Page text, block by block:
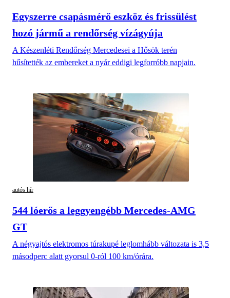
Egyszerre csapásmérő eszköz és frissülést
hozó jármű a rendőrség vízágyúja
A Készenléti Rendőrség Mercedesei a Hősök terén
hűsítették az embereket a nyár eddigi legforróbb napjain.
autós hír
544 lóerős a leggyengébb Mercedes-AMG
GT
A négyajtós elektromos túrakupé leglomhább változata is 3,5
másodperc alatt gyorsul 0-ról 100 km/órára.